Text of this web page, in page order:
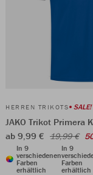
HERREN TRIKOTS SALE!
JAKO Trikot Primera
ab 9,99 € 19,99 €
In 9
verschiedenen
Farben
erhältlich
In 9
Farben
erhältlich